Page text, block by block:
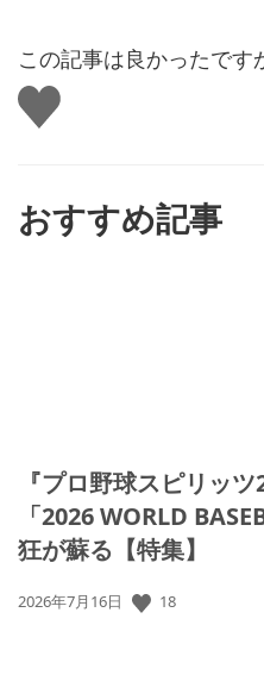
この記事は良かったです
い
い
おすすめ記事
『プロ野球スピリッ
「2026 WORLD
狂が蘇る【特集】
公
2026年7月16日 18